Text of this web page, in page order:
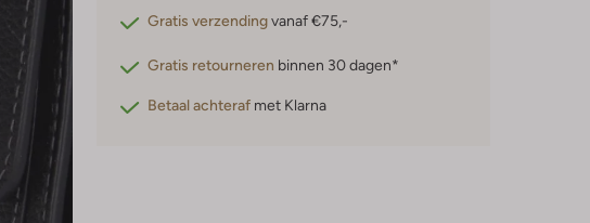
Gratis verzendingvanaf €75,-
Gratis retourneren binnen 30 dagen*
Betaal achteraf met Klarna